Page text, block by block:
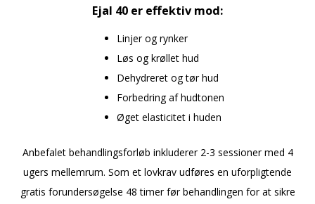
Ejal 40 er effektiv mod:
Linjer og rynker
Løs og krøllet hud
Dehydreret og tør hud
Forbedring af hudtonen
Øget elasticitet i huden
Anbefalet behandlingsforløb inkluderer 2-3 sessioner med 4
ugers mellemrum. Som et lovkrav udføres en uforpligtende
gratis forundersøgelse 48 timer før behandlingen for at sikre